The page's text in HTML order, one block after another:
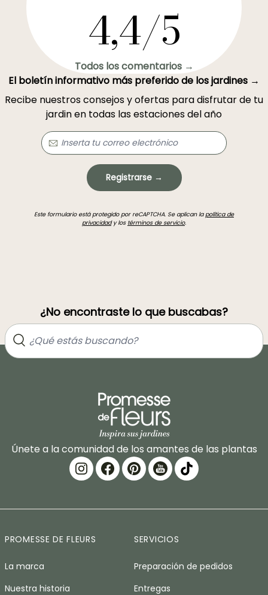
4,4/5
Todos los comentarios →
El boletín informativo más preferido de los jardines →
Recibe nuestros consejos y ofertas para disfrutar de tu
jardin en todas las estaciones del año
Registrarse →
Este formulario está protegido por reCAPTCHA. Se aplican la política de
privacidady los términos de servicio.
¿No encontraste lo que buscabas?
Únete a la comunidad de los amantes de las plantas
PROMESSE DE FLEURS
La marca
Nuestra historia
SERVICIOS
Preparación de pedidos
Entregas